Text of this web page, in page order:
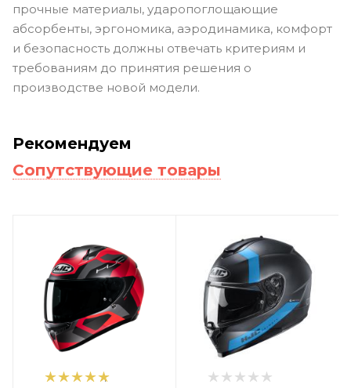
прочные материалы, ударопоглощающие
абсорбенты, эргономика, аэродинамика, комфорт
и безопасность должны отвечать критериям и
требованиям до принятия решения о
производстве новой модели.
Рекомендуем
Сопутствующие товары
1